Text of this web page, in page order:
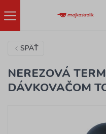
SPÄŤ
NEREZOVÁ
DÁVKOVAČOM